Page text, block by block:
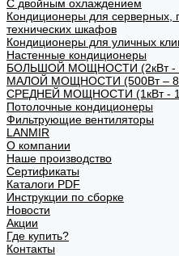
С двойным охлаждением
Кондиционеры для серверных,
технических шкафов
Кондиционеры для уличных
Настенные кондиционеры
БОЛЬШОЙ МОЩНОСТИ (2кВт -
МАЛОЙ МОЩНОСТИ (500Вт –
СРЕДНЕЙ МОЩНОСТИ (1кВт -
Потолочные кондиционеры
Фильтрующие вентиляторы
LANMIR
О компании
Наше производство
Сертификаты
Каталоги PDF
Инструкции по сборке
Новости
Акции
Где купить?
Контакты